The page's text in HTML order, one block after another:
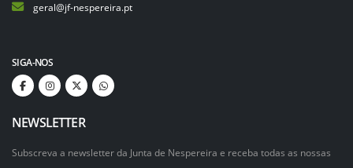
geral@jf-nespereira.pt
SIGA-NOS
NEWSLETTER
Subscreva a newsletter da Junta de Nespereira e receba todas as nossas